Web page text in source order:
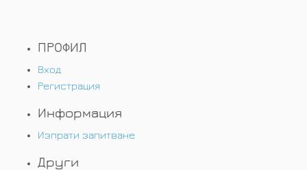
ПРОФИЛ
Вход
Регистрация
Информация
Изпрати запитване
Други